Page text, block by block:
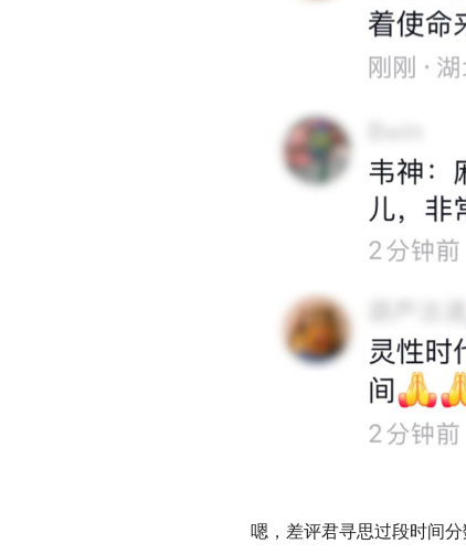
嗯，差评君寻思过段时间